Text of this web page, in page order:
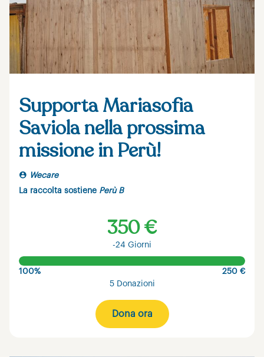
Supporta Mariasofia
Saviola nella prossima
missione in Perù!
Wecare
La raccolta sostiene Perù B
350 €
-24 Giorni
100%
250 €
5 Donazioni
Dona ora